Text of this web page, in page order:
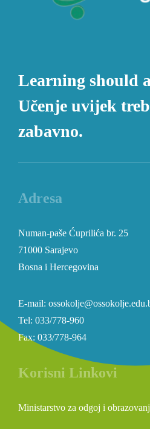
Learning should
Učenje uvijek
zabavno.
Adresa
Numan-paše Ćuprilića br. 25
71000 Sarajevo
Bosna i Hercegovina
E-mail:
Tel: 033/778-960
Fax: 033/778-964
Korisni Linkovi
Ministarstvo za odgoj i